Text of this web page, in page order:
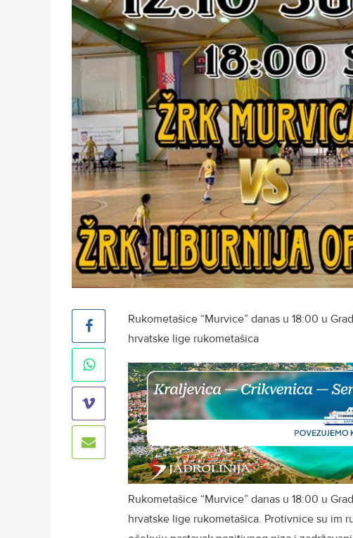
Rukometašice “Murvice” danas u 18:00 u
hrvatske lige rukometašica
Rukometašice “Murvice” danas u 18:00 u
hrvatske lige rukometašica. Protivnice su im